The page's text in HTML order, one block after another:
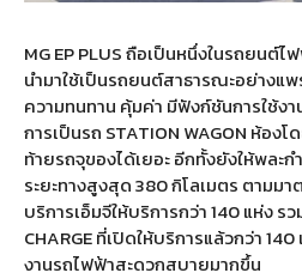
MG EP PLUS ถือเป็นหนึ่งในรถยนต์
นำมาใช้เป็นรถยนต์สาธารณะอย่าง
ความทนทาน คุ้มค่า มีฟังก์ชันการใช้ง
การเป็นรถ STATION WAGON ห้อง
ท้ายรถจุของได้เยอะ อีกทั้งยังให้พละ
ระยะทางสูงสุด 380 กิโลเมตร ตามมา
บริการเอ็มจีให้บริการกว่า 140 แห่ง ร
CHARGE ที่เปิดให้บริการแล้วกว่า
งานรถไฟฟ้าสะดวกสบายมากขึ้น